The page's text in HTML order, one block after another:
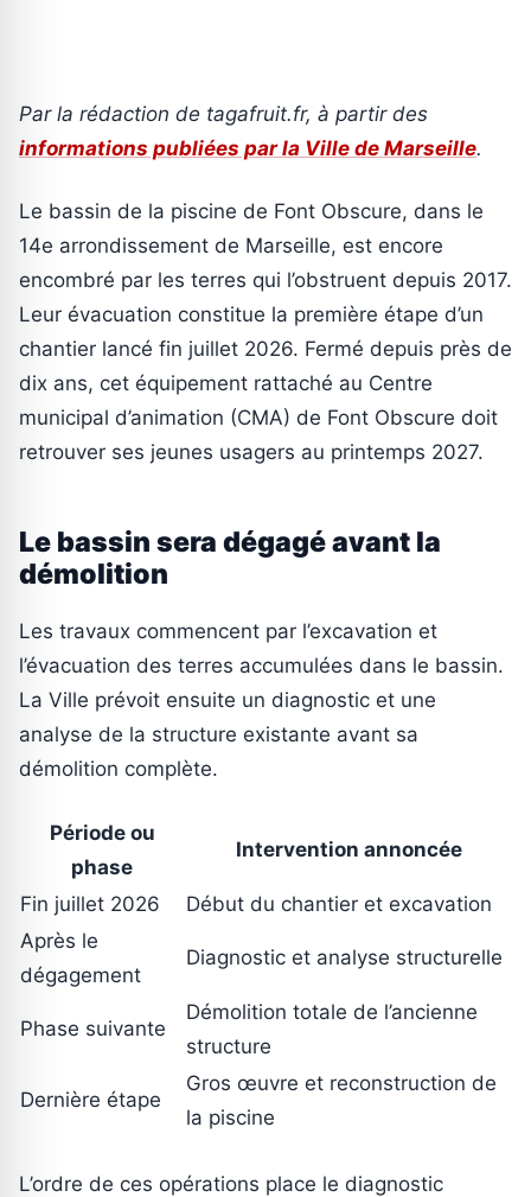
Par la rédaction de tagafruit.fr, à partir des
informations publiées par la Ville de Marseille.
Le bassin de la piscine de Font Obscure, dans le
14e arrondissement de Marseille, est encore
encombré par les terres qui l’obstruent depuis 2017.
Leur évacuation constitue la première étape d’un
chantier lancé fin juillet 2026. Fermé depuis près de
dix ans, cet équipement rattaché au Centre
municipal d’animation (CMA) de Font Obscure doit
retrouver ses jeunes usagers au printemps 2027.
Le bassin sera dégagé avant la
démolition
Les travaux commencent par l’excavation et
l’évacuation des terres accumulées dans le bassin.
La Ville prévoit ensuite un diagnostic et une
analyse de la structure existante avant sa
démolition complète.
Période ou
phase
Intervention annoncée
Fin juillet 2026
Début du chantier et excavation
Après le
dégagement
Diagnostic et analyse structurelle
Phase suivante
Démolition totale de l’ancienne
structure
Dernière étape
Gros œuvre et reconstruction de
la piscine
L’ordre de ces opérations place le diagnostic